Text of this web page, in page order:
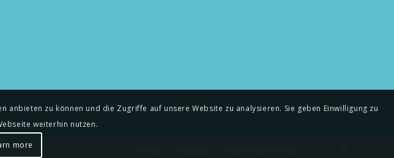
zu können und die Zugriffe auf unsere Website zu analysieren. Sie geben Einwilligung zu
weiterhin nutzen.
more